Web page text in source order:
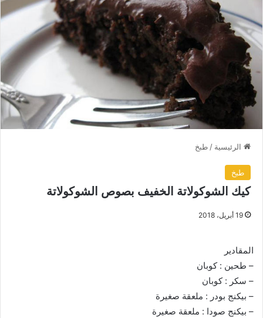
الرئيسية / طبخ
طبخ
كيك الشوكولاتة الخفيف بصوص الشوكولاتة
19 أبريل، 2018
المقادير
– طحين : كوبان
– سكر : كوبان
– بيكنج بودر : ملعقة صغيرة
– بيكنج صودا : ملعقة صغيرة